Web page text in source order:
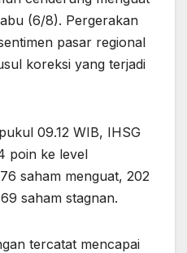
(6/8). Pergerakan
pasar regional
koreksi yang terjadi
09.12 WIB, IHSG
poin ke level
saham menguat, 202
saham stagnan.
tercatat mencapai